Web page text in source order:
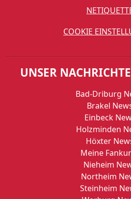
COOKIE
UNSER
Bad-Driburg
Brakel
Einbeck
Holzminden
Höxter
Meine
Nieheim
Northeim
Steinheim